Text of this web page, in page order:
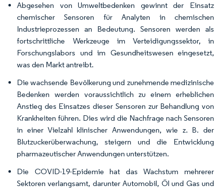
Abgesehen von Umweltbedenken gewinnt der Einsatz
chemischer Sensoren für Analyten in chemischen
Industrieprozessen an Bedeutung. Sensoren werden als
fortschrittliche Werkzeuge im Verteidigungssektor, in
Forschungslabors und im Gesundheitswesen eingesetzt,
was den Markt antreibt.
Die wachsende Bevölkerung und zunehmende medizinische
Bedenken werden voraussichtlich zu einem erheblichen
Anstieg des Einsatzes dieser Sensoren zur Behandlung von
Krankheiten führen. Dies wird die Nachfrage nach Sensoren
in einer Vielzahl klinischer Anwendungen, wie z. B. der
Blutzuckerüberwachung, steigern und die Entwicklung
pharmazeutischer Anwendungen unterstützen.
Die COVID-19-Epidemie hat das Wachstum mehrerer
Sektoren verlangsamt, darunter Automobil, Öl und Gas und